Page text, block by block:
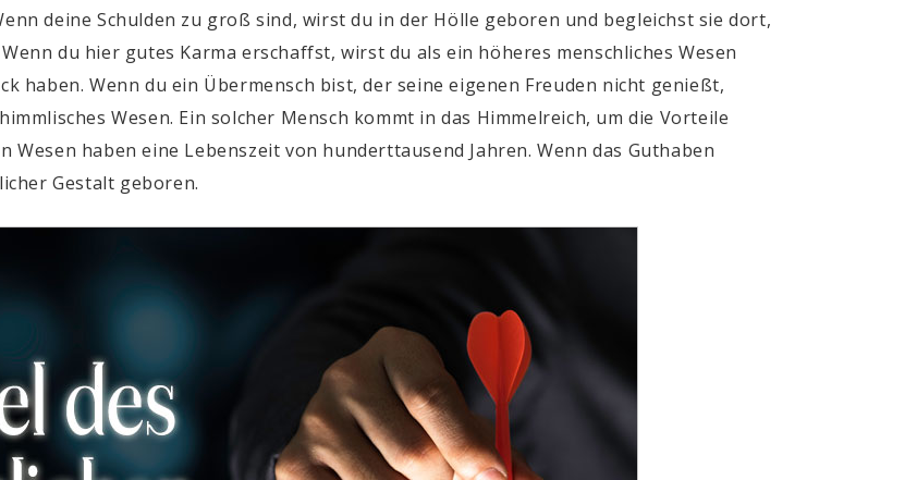
deine Schulden zu groß sind, wirst du in der Hölle geboren und begleichst sie dort,
du hier gutes Karma erschaffst, wirst du als ein höheres menschliches Wesen
haben. Wenn du ein Übermensch bist, der seine eigenen Freuden nicht genießt,
Wesen. Ein solcher Mensch kommt in das Himmelreich, um die Vorteile
Wesen haben eine Lebenszeit von hunderttausend Jahren. Wenn das Guthaben
Gestalt geboren.